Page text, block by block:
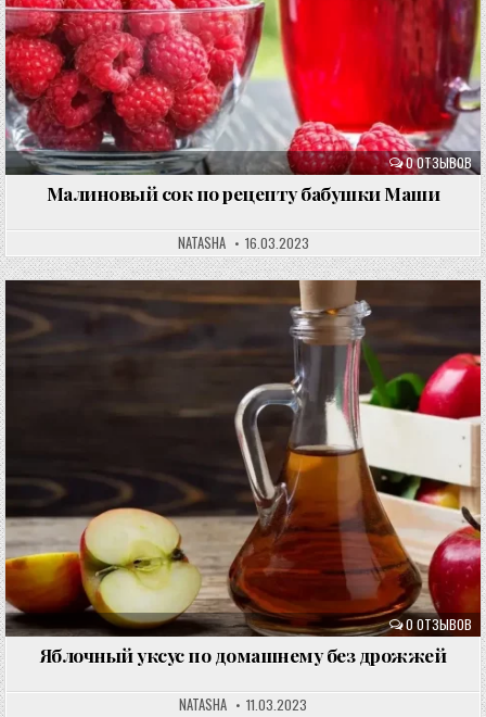
0 ОТЗЫВОВ
Малиновый сок по рецепту бабушки Маши
NATASHA 16.03.2023
0 ОТЗЫВОВ
Яблочный уксус по домашнему без дрожжей
NATASHA 11.03.2023